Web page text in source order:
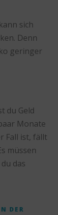
sich
Denn
geringer
du Geld
Monate
Fall ist, fällt
müssen
das
DER